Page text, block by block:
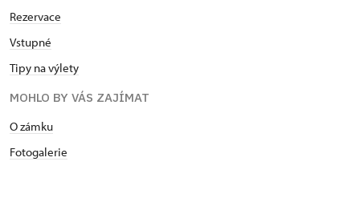
Rezervace
Vstupné
Tipy na výlety
MOHLO BY VÁS ZAJÍMAT
O zámku
Fotogalerie